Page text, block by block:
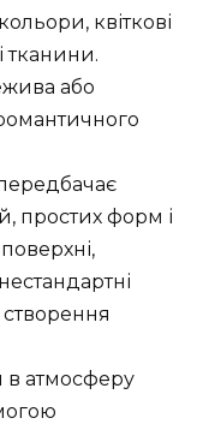
квіткові
тканини.
або
простих форм і
в атмосферу